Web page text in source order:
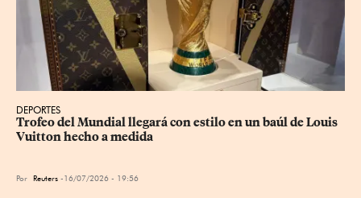
DEPORTES
Trofeo del Mundial llegará con estilo en un baúl de Louis
Vuitton hecho a medida
Por Reuters 16/07/2026 - 19:56